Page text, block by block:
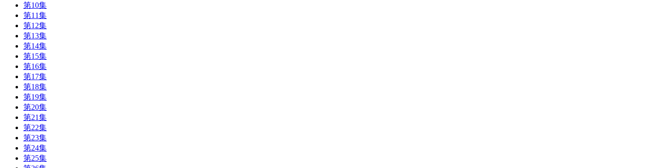
第10集
第11集
第12集
第13集
第14集
第15集
第16集
第17集
第18集
第19集
第20集
第21集
第22集
第23集
第24集
第25集